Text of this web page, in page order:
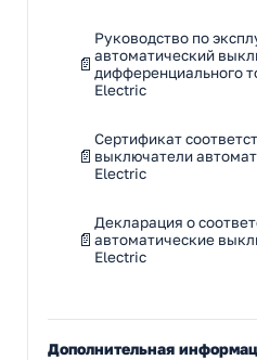
Руководство по
автоматический
дифференциального
Electric
Сертификат
выключатели
Electric
Декларация о
автоматические
Electric
Дополнительная